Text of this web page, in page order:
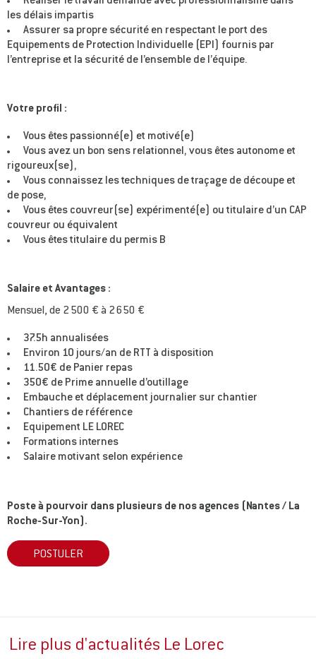
les délais impartis
Assurer sa propre sécurité en respectant le port des
Equipements de Protection Individuelle (EPI) fournis par
l’entreprise et la sécurité de l’ensemble de l’équipe.
Votre profil :
Vous êtes passionné(e) et motivé(e)
Vous avez un bon sens relationnel, vous êtes autonome et
rigoureux(se),
Vous connaissez les techniques de traçage de découpe et
de pose,
Vous êtes couvreur(se) expérimenté(e) ou titulaire d’un CAP
couvreur ou équivalent
Vous êtes titulaire du permis B
Salaire et Avantages :
Mensuel, de 2 500 € à 2 650 €
37.5h annualisées
Environ 10 jours/an de RTT à disposition
11.50€ de Panier repas
350€ de Prime annuelle d’outillage
Embauche et déplacement journalier sur chantier
Chantiers de référence
Equipement LE LOREC
Formations internes
Salaire motivant selon expérience
Poste à pourvoir dans plusieurs de nos agences (Nantes / La
Roche-Sur-Yon).
POSTULER
Lire plus d'actualités Le Lorec